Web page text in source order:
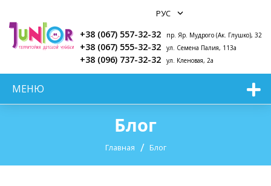
+38 (067) 557-32-32 пр. Яр. Мудрого (Ак. Глушко), 32
+38 (067) 555-32-32 ул. Семена Палия, 113а
+38 (096) 737-32-32 ул. Кленовая, 2а
МЕНЮ
Блог
Главная Блог